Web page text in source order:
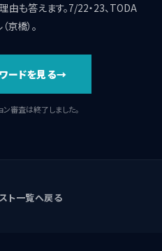
由も答えます。7/22・23、TODA
京橋）。
ードを見る
審査は終了しました。
ト一覧へ戻る